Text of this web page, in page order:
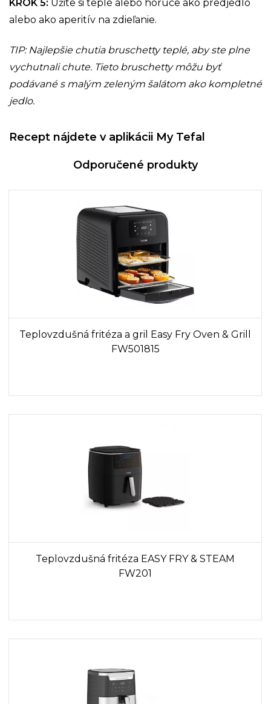
KROK 5: Užite si teplé alebo horúce ako predjedlo
alebo ako aperitív na zdieľanie.
TIP: Najlepšie chutia bruschetty teplé, aby ste plne
vychutnali chute. Tieto bruschetty môžu byť
podávané s malým zeleným šalátom ako kompletné
jedlo.
Recept nájdete v aplikácii My Tefal
Odporučené produkty
Teplovzdušná fritéza a gril Easy Fry Oven & Grill
FW501815
Teplovzdušná fritéza EASY FRY & STEAM
FW201